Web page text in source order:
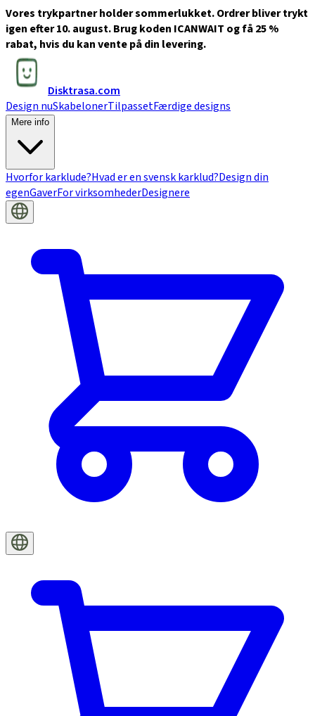
Vores trykpartner holder sommerlukket. Ordrer bliver trykt
igen efter 10. august. Brug koden ICANWAIT og få 25 %
rabat, hvis du kan vente på din levering.
Disktrasa.com
Design nuSkabelonerTilpassetFærdige designs
Mere info
Hvorfor karklude?Hvad er en svensk karklud?Design din
egenGaverFor virksomhederDesignere